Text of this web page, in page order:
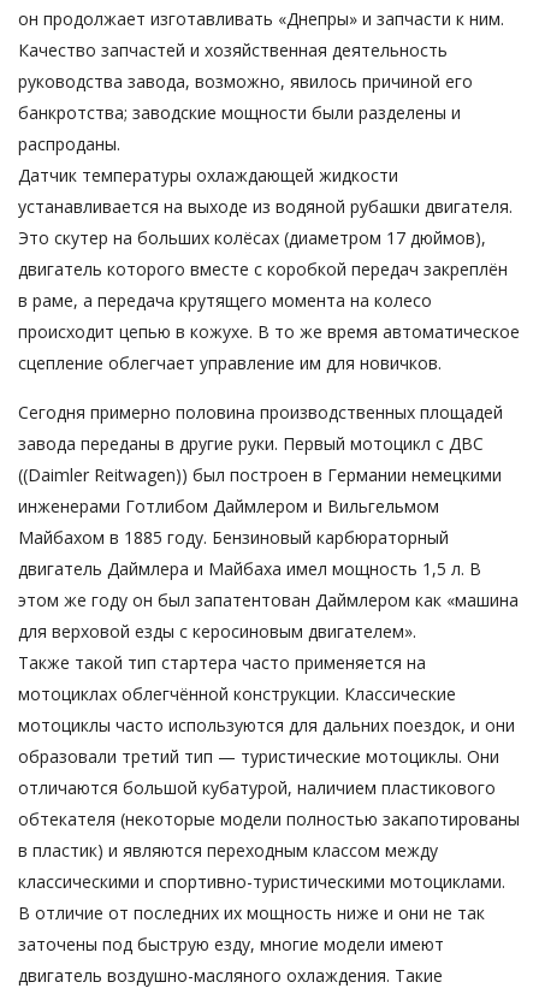
он продолжает изготавливать «Днепры» и запчасти к ним.
Качество запчастей и хозяйственная деятельность
руководства завода, возможно, явилось причиной его
банкротства; заводские мощности были разделены и
распроданы.
Датчик температуры охлаждающей жидкости
устанавливается на выходе из водяной рубашки двигателя.
Это скутер на больших колёсах (диаметром 17 дюймов),
двигатель которого вместе с коробкой передач закреплён
в раме, а передача крутящего момента на колесо
происходит цепью в кожухе. В то же время автоматическое
сцепление облегчает управление им для новичков.
Сегодня примерно половина производственных площадей
завода переданы в другие руки. Первый мотоцикл с ДВС
((Daimler Reitwagen)) был построен в Германии немецкими
инженерами Готлибом Даймлером и Вильгельмом
Майбахом в 1885 году. Бензиновый карбюраторный
двигатель Даймлера и Майбаха имел мощность 1,5 л. В
этом же году он был запатентован Даймлером как «машина
для верховой езды с керосиновым двигателем».
Также такой тип стартера часто применяется на
мотоциклах облегчённой конструкции. Классические
мотоциклы часто используются для дальних поездок, и они
образовали третий тип — туристические мотоциклы. Они
отличаются большой кубатурой, наличием пластикового
обтекателя (некоторые модели полностью закапотированы
в пластик) и являются переходным классом между
классическими и спортивно-туристическими мотоциклами.
В отличие от последних их мощность ниже и они не так
заточены под быструю езду, многие модели имеют
двигатель воздушно-масляного охлаждения. Такие